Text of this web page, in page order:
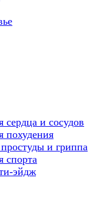
и сосудов
похудения
и гриппа
спорта
эйдж